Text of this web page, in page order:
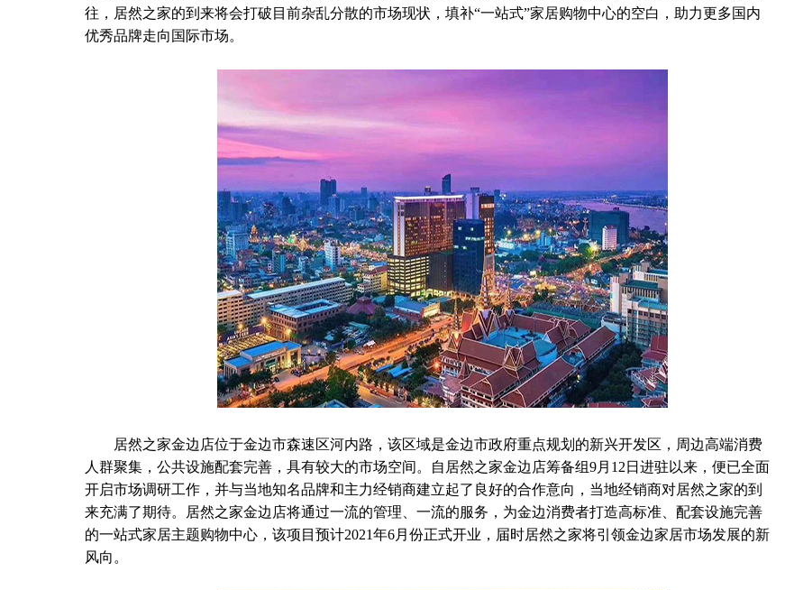
往，居然之家的到来将会打破目前杂乱分散的市场现状，填补“一站式”家居购物中心的空白，助力更多国内
优秀品牌走向国际市场。
居然之家金边店位于金边市森速区河内路，该区域是金边市政府重点规划的新兴开发区，周边高端消费
人群聚集，公共设施配套完善，具有较大的市场空间。自居然之家金边店筹备组9月12日进驻以来，便已全面
开启市场调研工作，并与当地知名品牌和主力经销商建立起了良好的合作意向，当地经销商对居然之家的到
来充满了期待。居然之家金边店将通过一流的管理、一流的服务，为金边消费者打造高标准、配套设施完善
的一站式家居主题购物中心，该项目预计2021年6月份正式开业，届时居然之家将引领金边家居市场发展的新
风向。